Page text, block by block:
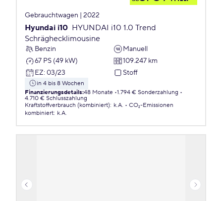
Gebrauchtwagen | 2022
Hyundai i10 HYUNDAI i10 1.0 Trend
Schräghecklimousine
Benzin
Manuell
67 PS (49 kW)
109.247 km
EZ: 03/23 Stoff
in 4 bis 8 Wochen
Finanzierungsdetails:48 Monate 1.794 € Sonderzahlung
4.710 € Schlusszahlung
Kraftstoffverbrauch (kombiniert): k.A.
CO₂-Emissionen
kombiniert: k.A.